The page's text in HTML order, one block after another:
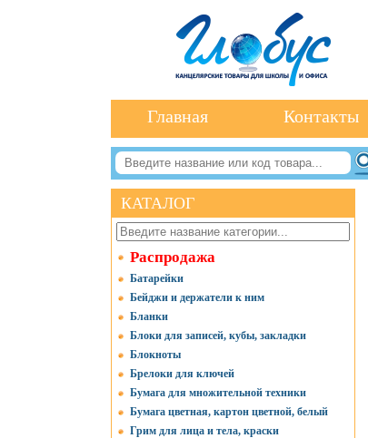
Главная Контакты
КАТАЛОГ
Распродажа
Батарейки
Бейджи и держатели к ним
Бланки
Блоки для записей, кубы, закладки
Блокноты
Брелоки для ключей
Бумага для множительной техники
Бумага цветная, картон цветной, белый
Грим для лица и тела, краски